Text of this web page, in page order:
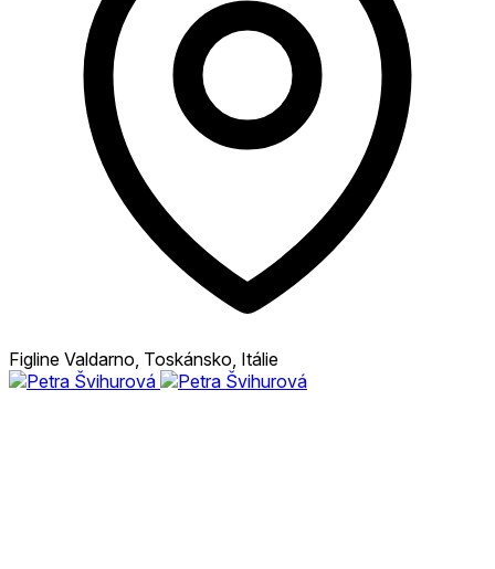
Figline Valdarno, Toskánsko, Itálie